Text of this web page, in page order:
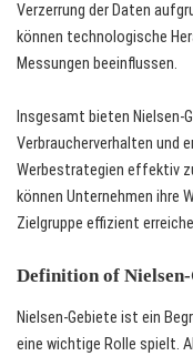
Verzerrung der Daten
können technologische
Messungen beeinflussen.
Insgesamt bieten Nielsen-
Verbraucherverhalten und
Werbestrategien effektiv
können Unternehmen ihre
Zielgruppe effizient
Definition of Nielsen-
Nielsen-Gebiete ist ein
eine wichtige Rolle spielt.